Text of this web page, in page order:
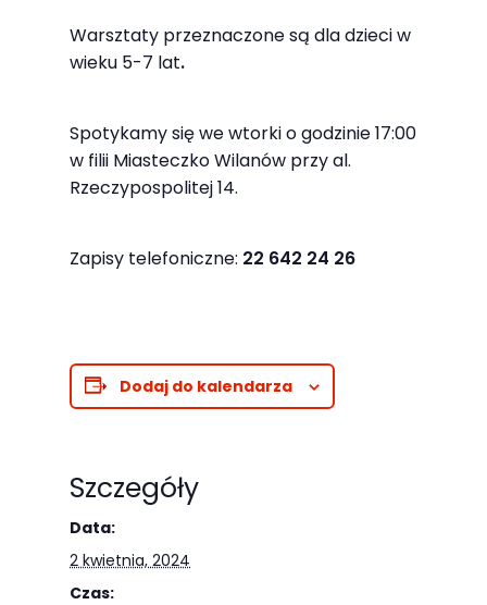
Warsztaty przeznaczone są dla dzieci w
wieku 5-7 lat.
Spotykamy się we wtorki o godzinie 17:00
w filii Miasteczko Wilanów przy al.
Rzeczypospolitej 14.
Zapisy telefoniczne: 22 642 24 26
Dodaj do kalendarza
Szczegóły
Data:
2 kwietnia, 2024
Czas:
tego, jak
strona jest
Doświadczenie
internetowa
podczas
twojego
te pliki cookie,
niektóre funkcje
znikną ze strony
internetowej.